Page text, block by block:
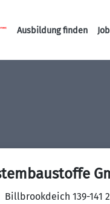
Ausbildung finden
Billbrookdeich 139-141